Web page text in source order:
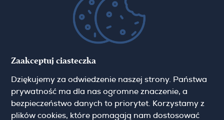
Sprzedaż inwestycyjna
Second Home
Operator hotelowy
Marketing dla dewelopera
Sprzedaż inwestycji
Wiedza
Na wyłączność
Technologia
Przydatne linki Warszawa
Jak reklamujemy twoją
nieruchomość
Miejskie przewodniki
Zaakceptuj ciasteczka
Dziękujemy za odwiedzenie naszej strony. Państwa
prywatność ma dla nas ogromne znaczenie, a
bezpieczeństwo danych to priorytet. Korzystamy z
plików cookies, które pomagają nam dostosować